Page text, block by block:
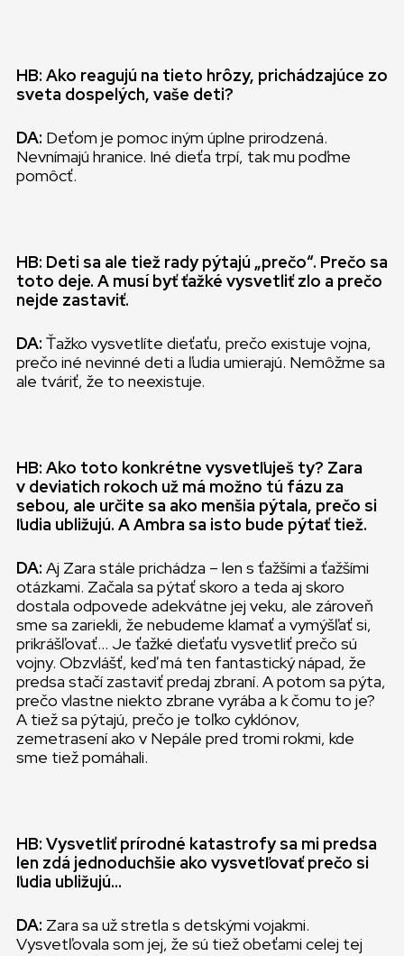
HB: Ako reagujú na tieto hrôzy, prichádzajúce zo
sveta dospelých, vaše deti?
DA: Deťom je pomoc iným úplne prirodzená.
Nevnímajú hranice. Iné dieťa trpí, tak mu poďme
pomôcť.
HB: Deti sa ale tiež rady pýtajú „prečo“. Prečo sa
toto deje. A musí byť ťažké vysvetliť zlo a prečo
nejde zastaviť.
DA: Ťažko vysvetlíte dieťaťu, prečo existuje vojna,
prečo iné nevinné deti a ľudia umierajú. Nemôžme sa
ale tváriť, že to neexistuje.
HB: Ako toto konkrétne vysvetľuješ ty? Zara
v deviatich rokoch už má možno tú fázu za
sebou, ale určite sa ako menšia pýtala, prečo si
ľudia ubližujú. A Ambra sa isto bude pýtať tiež.
DA: Aj Zara stále prichádza – len s ťažšími a ťažšími
otázkami. Začala sa pýtať skoro a teda aj skoro
dostala odpovede adekvátne jej veku, ale zároveň
sme sa zariekli, že nebudeme klamať a vymýšľať si,
prikrášľovať… Je ťažké dieťaťu vysvetliť prečo sú
vojny. Obzvlášť, keď má ten fantastický nápad, že
predsa stačí zastaviť predaj zbraní. A potom sa pýta,
prečo vlastne niekto zbrane vyrába a k čomu to je?
A tiež sa pýtajú, prečo je toľko cyklónov,
zemetrasení ako v Nepále pred tromi rokmi, kde
sme tiež pomáhali.
HB: Vysvetliť prírodné katastrofy sa mi predsa
len zdá jednoduchšie ako vysvetľovať prečo si
ľudia ubližujú…
DA: Zara sa už stretla s detskými vojakmi.
Vysvetľovala som jej, že sú tiež obeťami celej tej